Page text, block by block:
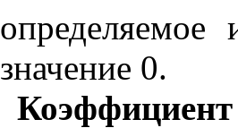
значение 0.